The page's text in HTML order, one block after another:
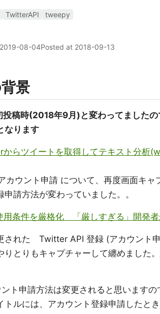
TwitterAPI
tweepy
2019-08-04Posted at 2018-09-13
景
投稿時(2018年9月)と変わってました
なります
らツイートを取得してテキスト分析
カウント申請 について、再度画面キャ
申請方法が変わっていました。。
条件を厳格化 「厳しすぎる」開発者
された Twitter API 登録 (アカウント
りとりもキャプチャーして纏めました
ト申請方法は変更されると思いますの
ルには、アカウント登録申請したと